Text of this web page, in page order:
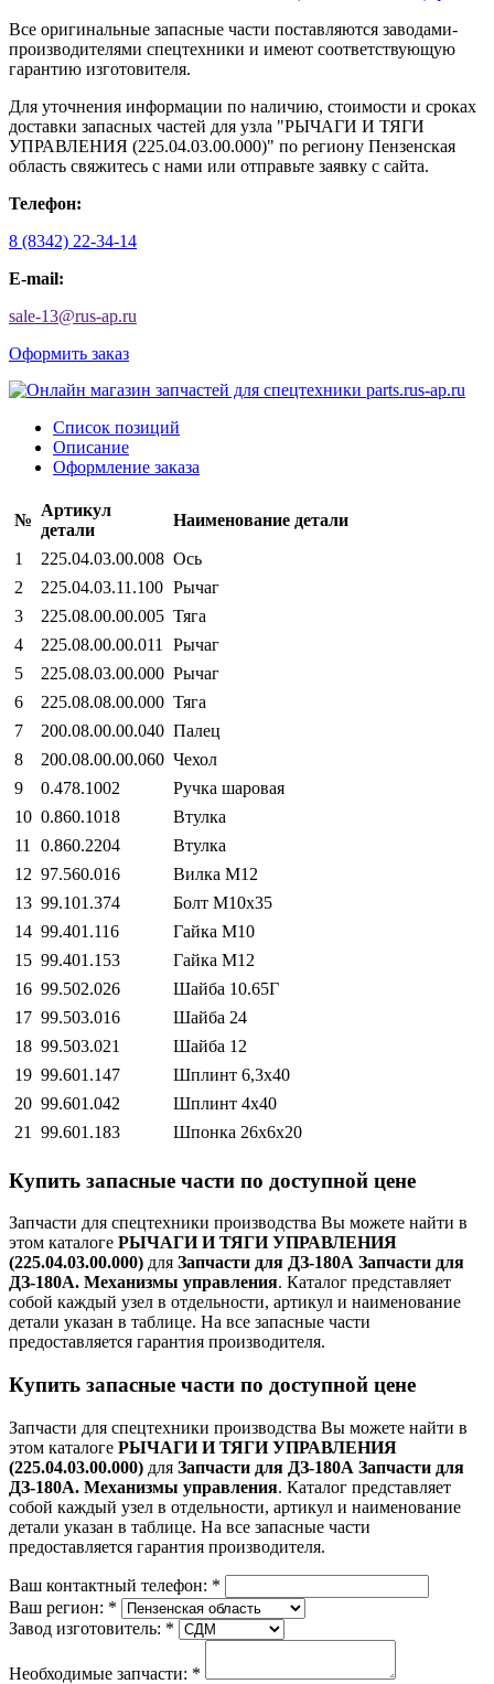
Все оригинальные запасные части поставляются заводами-
производителями спецтехники и имеют соответствующую
гарантию изготовителя.
Для уточнения информации по наличию, стоимости и сроках
доставки запасных частей для узла "РЫЧАГИ И ТЯГИ
УПРАВЛЕНИЯ (225.04.03.00.000)" по региону Пензенская
область свяжитесь с нами или отправьте заявку с сайта.
Телефон:
8 (8342) 22-34-14
E-mail:
sale-13@rus-ap.ru
Оформить заказ
Список позиций
Описание
Оформление заказа
№
Артикул
детали
Наименование детали
1 225.04.03.00.008 Ось
2
225.04.03.11.100 Рычаг
3
225.08.00.00.005 Тяга
4
225.08.00.00.011
Рычаг
5
225.08.03.00.000 Рычаг
6
225.08.08.00.000 Тяга
7
200.08.00.00.040 Палец
8
200.08.00.00.060 Чехол
9
0.478.1002
Ручка шаровая
10 0.860.1018
Втулка
11
0.860.2204
Втулка
12 97.560.016
Вилка М12
13 99.101.374
Болт М10х35
14 99.401.116
Гайка М10
15 99.401.153
Гайка М12
16 99.502.026
Шайба 10.65Г
17 99.503.016
Шайба 24
18 99.503.021
Шайба 12
19 99.601.147
Шплинт 6,3х40
20 99.601.042
Шплинт 4х40
21
99.601.183 Шпонка 26х6х20
Купить запасные части по доступной цене
Запчасти для спецтехники производства Вы можете найти в
этом каталоге РЫЧАГИ И ТЯГИ УПРАВЛЕНИЯ
(225.04.03.00.000) для Запчасти для ДЗ-180А Запчасти для
ДЗ-180А. Механизмы управления. Каталог представляет
собой каждый узел в отдельности, артикул и наименование
детали указан в таблице. На все запасные части
предоставляется гарантия производителя.
Купить запасные части по доступной цене
Запчасти для спецтехники производства Вы можете найти в
этом каталоге РЫЧАГИ И ТЯГИ УПРАВЛЕНИЯ
(225.04.03.00.000) для Запчасти для ДЗ-180А Запчасти для
ДЗ-180А. Механизмы управления. Каталог представляет
собой каждый узел в отдельности, артикул и наименование
детали указан в таблице. На все запасные части
предоставляется гарантия производителя.
Ваш контактный телефон: *
Ваш регион: *
Завод изготовитель: *
Необходимые запчасти: *